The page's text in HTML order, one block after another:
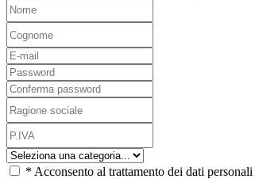
* Acconsento al trattamento dei dati personali